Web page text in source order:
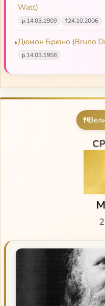
Watt)
р.14.03.1909 †24.10.2006
Дюмон Брюно (Bruno
р.14.03.1958